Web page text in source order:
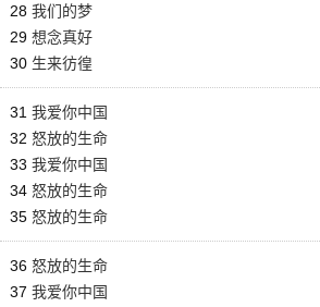
28 我们的梦
29 想念真好
30 生来彷徨
31 我爱你中国
32 怒放的生命
33 我爱你中国
34 怒放的生命
35 怒放的生命
36 怒放的生命
37 我爱你中国